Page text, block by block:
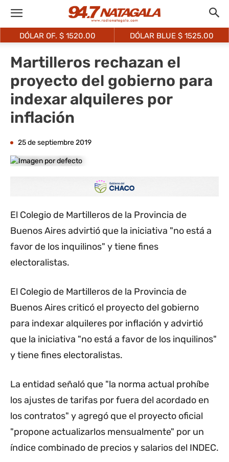
DÓLAR OF. $ 1520.00 DÓLAR BLUE $ 1525.00
Martilleros rechazan el
proyecto del gobierno para
indexar alquileres por
inflación
25 de septiembre 2019
El Colegio de Martilleros de la Provincia de
Buenos Aires advirtió que la iniciativa "no está a
favor de los inquilinos" y tiene fines
electoralistas.
El Colegio de Martilleros de la Provincia de
Buenos Aires criticó el proyecto del gobierno
para indexar alquileres por inflación y advirtió
que la iniciativa "no está a favor de los inquilinos"
y tiene fines electoralistas.
La entidad señaló que "la norma actual prohíbe
los ajustes de tarifas por fuera del acordado en
los contratos" y agregó que el proyecto oficial
"propone actualizarlos mensualmente" por un
índice combinado de precios y salarios del INDEC.